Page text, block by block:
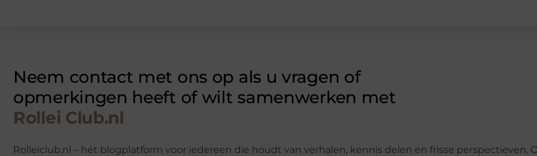
Neem contact met ons op als u vragen of
opmerkingen heeft of wilt samenwerken met
Rollei Club.nl
Rolleiclub.nl – hét blogplatform voor iedereen die houdt van verhalen, kennis delen en frisse perspectieven.